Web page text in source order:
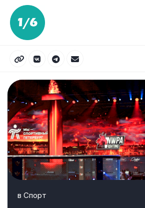
Перейти
содержанию
в Спорт